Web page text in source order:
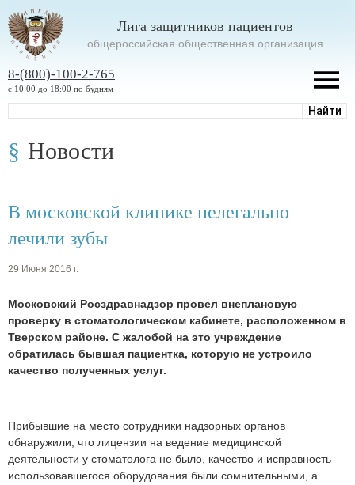
Лига защитников пациентов
oбщероссийская общественная организация
8-(800)-100-2-765
с 10:00 до 18:00 по будням
Новости
В московской клинике нелегально
лечили зубы
29 Июня 2016 г.
Московский Росздравнадзор провел внеплановую
проверку в стоматологическом кабинете, расположенном в
Тверском районе. С жалобой на это учреждение
обратилась бывшая пациентка, которую не устроило
качество полученных услуг.
Прибывшие на место сотрудники надзорных органов
обнаружили, что лицензии на ведение медицинской
деятельности у стоматолога не было, качество и исправность
использовавшегося оборудования были сомнительными, а